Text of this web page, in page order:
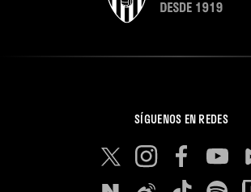
SÍGUENOS EN REDES